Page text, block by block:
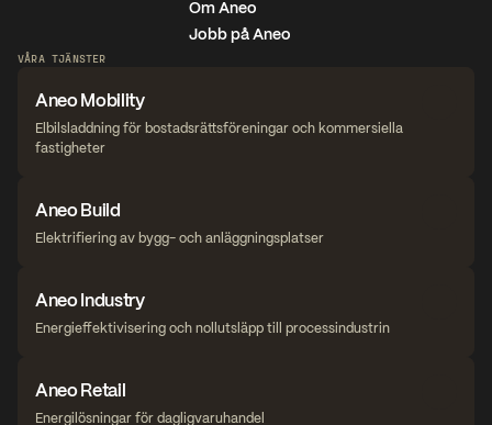
Om Aneo
Jobb på Aneo
VÅRA TJÄNSTER
Aneo Mobility
Elbilsladdning för bostadsrättsföreningar och kommersiella
fastigheter
Aneo Build
Elektrifiering av bygg- och anläggningsplatser
Aneo Industry
Energieffektivisering och nollutsläpp till processindustrin
Aneo Retail
Energilösningar för dagligvaruhandel